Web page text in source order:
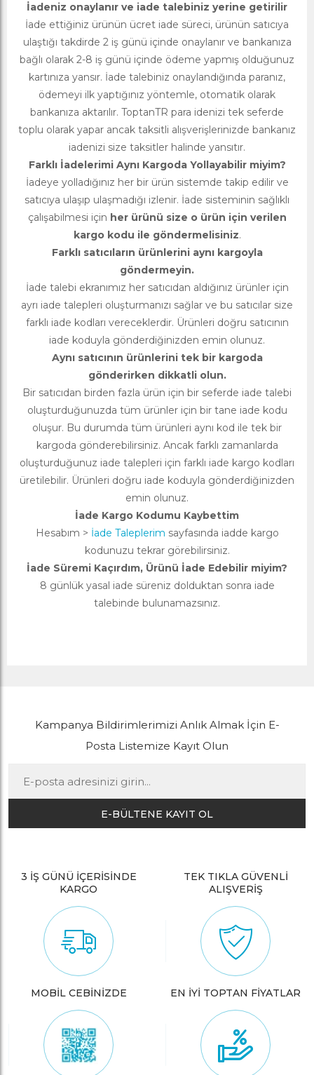
İadeniz onaylanır ve iade talebiniz yerine getirilir
İade ettiğiniz ürünün ücret iade süreci, ürünün satıcıya
ulaştığı takdirde 2 iş günü içinde onaylanır ve bankanıza
bağlı olarak 2-8 iş günü içinde ödeme yapmış olduğunuz
kartınıza yansır. İade talebiniz onaylandığında paranız,
ödemeyi ilk yaptığınız yöntemle, otomatik olarak
bankanıza aktarılır. ToptanTR para idenizi tek seferde
toplu olarak yapar ancak taksitli alışverişlerinizde bankanız
iadenizi size taksitler halinde yansıtır.
Farklı İadelerimi Aynı Kargoda Yollayabilir miyim?
İadeye yolladığınız her bir ürün sistemde takip edilir ve
satıcıya ulaşıp ulaşmadığı izlenir. İade sisteminin sağlıklı
çalışabilmesi için her ürünü size o ürün için verilen
kargo kodu ile göndermelisiniz.
Farklı satıcıların ürünlerini aynı kargoyla
göndermeyin.
İade talebi ekranımız her satıcıdan aldığınız ürünler için
ayrı iade talepleri oluşturmanızı sağlar ve bu satıcılar size
farklı iade kodları vereceklerdir. Ürünleri doğru satıcının
iade koduyla gönderdiğinizden emin olunuz.
Aynı satıcının ürünlerini tek bir kargoda
gönderirken dikkatli olun.
Bir satıcıdan birden fazla ürün için bir seferde iade talebi
oluşturduğunuzda tüm ürünler için bir tane iade kodu
oluşur. Bu durumda tüm ürünleri aynı kod ile tek bir
kargoda gönderebilirsiniz. Ancak farklı zamanlarda
oluşturduğunuz iade talepleri için farklı iade kargo kodları
üretilebilir. Ürünleri doğru iade koduyla gönderdiğinizden
emin olunuz.
İade Kargo Kodumu Kaybettim
Hesabım > İade Taleplerim sayfasında iadde kargo
kodunuzu tekrar görebilirsiniz.
İade Süremi Kaçırdım, Ürünü İade Edebilir miyim?
8 günlük yasal iade süreniz dolduktan sonra iade
talebinde bulunamazsınız.
Kampanya Bildirimlerimizi Anlık Almak İçin E-
Posta Listemize Kayıt Olun
E-BÜLTENE KAYIT OL
3 İŞ GÜNÜ İÇERİSİNDE
KARGO
TEK TIKLA GÜVENLİ
ALIŞVERİŞ
MOBİL CEBİNİZDE EN İYİ TOPTAN FİYATLAR